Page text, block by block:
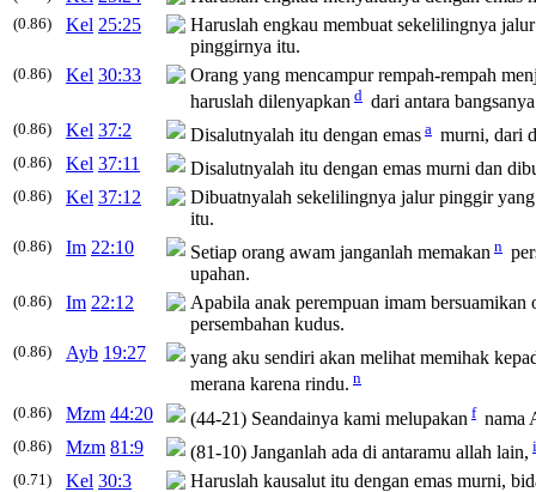
(0.86) Kel 25:25
Haruslah engkau membuat sekelilingnya
pinggirnya itu.
(0.86) Kel 30:33
Orang yang mencampur rempah-rempah
haruslah dilenyapkan d dari antara
(0.86) Kel 37:2 Disalutnyalah itu dengan emas a murni, dari
(0.86) Kel 37:11 Disalutnyalah itu dengan emas murni dan
(0.86) Kel 37:12
Dibuatnyalah sekelilingnya jalur pinggir
itu.
(0.86) Im 22:10 Setiap orang awam janganlah memakan n
upahan.
(0.86) Im 22:12
Apabila anak perempuan imam bersuamikan
persembahan kudus.
(0.86) Ayb 19:27
yang aku sendiri akan melihat memihak
merana karena rindu. n
(0.86)
Mzm 44:20 (44-21) Seandainya kami melupakan f nama
(0.86) Mzm 81:9 (81-10) Janganlah ada di antaramu allah lain, i
(0.71)
Kel 30:3
Haruslah kausalut itu dengan emas murni,